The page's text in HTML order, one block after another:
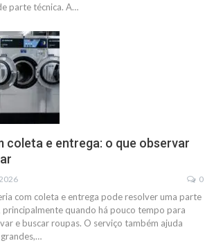
parte técnica. A…
coleta e entrega: o que observar
0
com coleta e entrega pode resolver uma parte
quando há pouco tempo para
e buscar roupas. O serviço também ajuda